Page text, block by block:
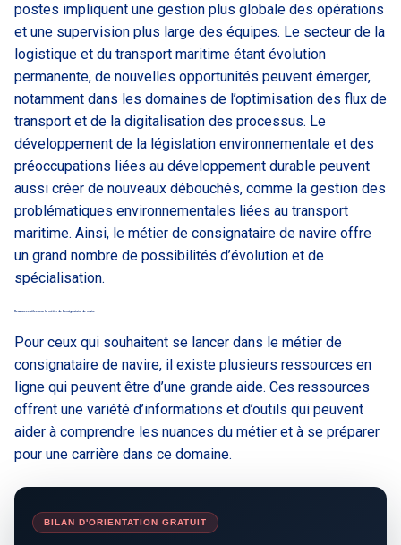
postes impliquent une gestion plus globale des opérations
et une supervision plus large des équipes. Le secteur de la
logistique et du transport maritime étant évolution
permanente, de nouvelles opportunités peuvent émerger,
notamment dans les domaines de l’optimisation des flux de
transport et de la digitalisation des processus. Le
développement de la législation environnementale et des
préoccupations liées au développement durable peuvent
aussi créer de nouveaux débouchés, comme la gestion des
problématiques environnementales liées au transport
maritime. Ainsi, le métier de consignataire de navire offre
un grand nombre de possibilités d’évolution et de
spécialisation.
Ressources utiles pour le métier de Consignataire de navire
Pour ceux qui souhaitent se lancer dans le métier de
consignataire de navire, il existe plusieurs ressources en
ligne qui peuvent être d’une grande aide. Ces ressources
offrent une variété d’informations et d’outils qui peuvent
aider à comprendre les nuances du métier et à se préparer
pour une carrière dans ce domaine.
BILAN D'ORIENTATION GRATUIT